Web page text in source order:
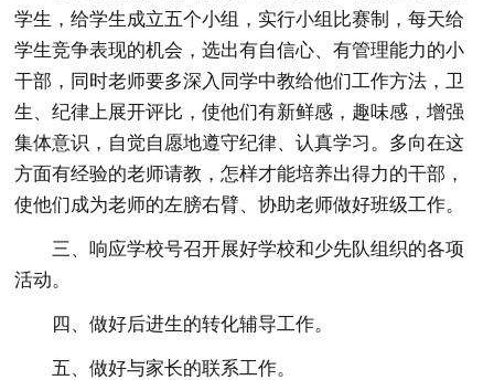
学生，给学生成立五个小组，实行小组比赛制，每天给
学生竞争表现的机会，选出有自信心、有管理能力的小
干部，同时老师要多深入同学中教给他们工作方法，卫
生、纪律上展开评比，使他们有新鲜感，趣味感，增强
集体意识，自觉自愿地遵守纪律、认真学习。多向在这
方面有经验的老师请教，怎样才能培养出得力的干部，
使他们成为老师的左膀右臂、协助老师做好班级工作。
三、响应学校号召开展好学校和少先队组织的各项
活动。
四、做好后进生的转化辅导工作。
五、做好与家长的联系工作。